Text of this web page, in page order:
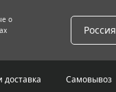
о
Россия
доставка Самовывоз